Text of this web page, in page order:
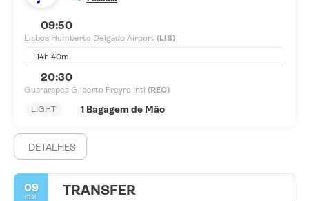
09:50
Lisboa Humberto Delgado Airport (LIS)
14h 40m
20:30
Guararapes Gilberto Freyre Intl (REC)
LIGHT
1 Bagagem de Mão
DETALHES
09
mai. TRANSFER